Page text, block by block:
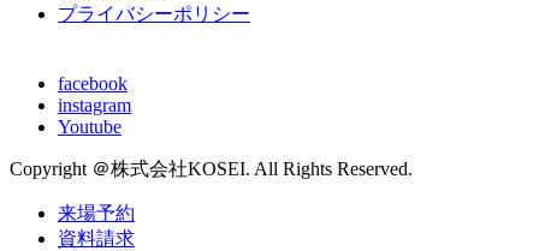
プライバシーポリシー
facebook
instagram
Youtube
Copyright ＠株式会社KOSEI. All Rights Reserved.
来場予約
資料請求